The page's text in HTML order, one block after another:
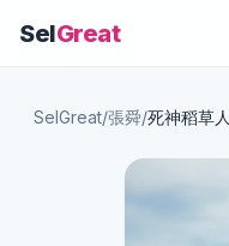
SelGreat
SelGreat/張舜/死神稻草人